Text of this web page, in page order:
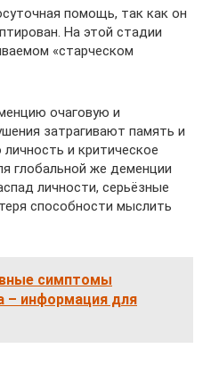
помощь, так как он
На этой стадии
«старческом
очаговую и
затрагивают память и
личность и критическое
глобальной же деменции
личности, серьёзные
способности мыслить
симптомы
– информация для